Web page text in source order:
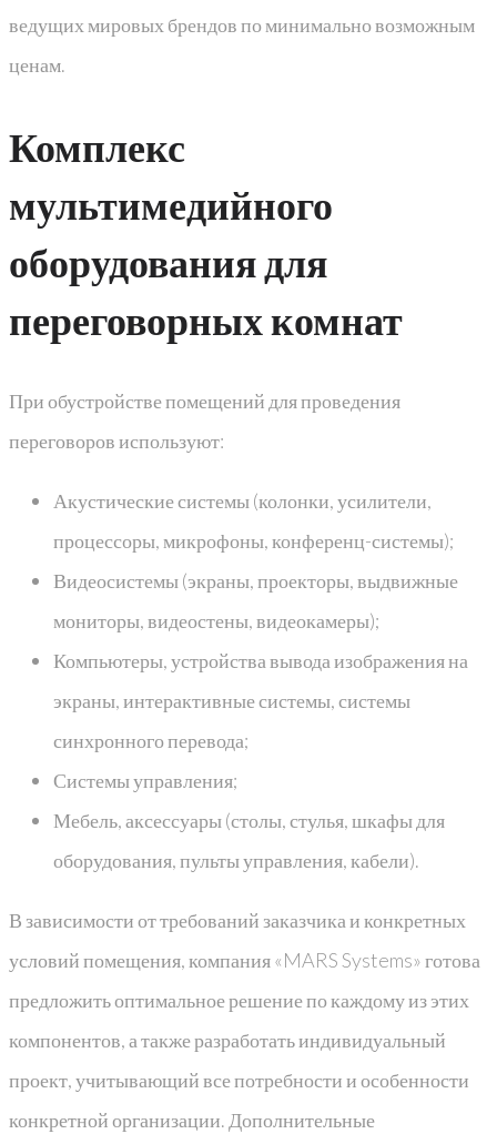
ведущих мировых брендов по минимально возможным
ценам.
Комплекс
мультимедийного
оборудования для
переговорных комнат
При обустройстве помещений для проведения
переговоров используют:
Акустические системы (колонки, усилители,
процессоры, микрофоны, конференц-системы);
Видеосистемы (экраны, проекторы, выдвижные
мониторы, видеостены, видеокамеры);
Компьютеры, устройства вывода изображения на
экраны, интерактивные системы, системы
синхронного перевода;
Системы управления;
Мебель, аксессуары (столы, стулья, шкафы для
оборудования, пульты управления, кабели).
В зависимости от требований заказчика и конкретных
условий помещения, компания «MARS Systems» готова
предложить оптимальное решение по каждому из этих
компонентов, а также разработать индивидуальный
проект, учитывающий все потребности и особенности
конкретной организации. Дополнительные